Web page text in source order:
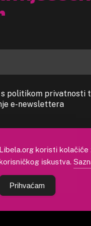
politikom privatnosti
e-newslettera
Libela.org koristi
iskustva.
Prihvaćam